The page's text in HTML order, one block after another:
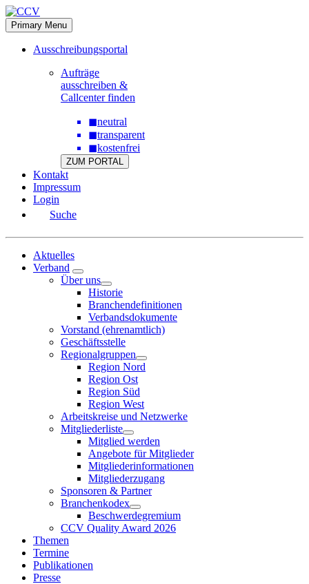
Skip
to
content
Primary Menu
Ausschreibungsportal
Aufträge
ausschreiben &
Callcenter finden
◼neutral
◼transparent
◼kostenfrei
ZUM PORTAL
Kontakt
Impressum
Login
Suche
Aktuelles
Verband
Über uns
Historie
Branchendefinitionen
Verbandsdokumente
Vorstand (ehrenamtlich)
Geschäftsstelle
Regionalgruppen
Region Nord
Region Ost
Region Süd
Region West
Arbeitskreise und Netzwerke
Mitgliederliste
Mitglied werden
Angebote für Mitglieder
Mitgliederinformationen
Mitgliederzugang
Sponsoren & Partner
Branchenkodex
Beschwerdegremium
CCV Quality Award 2026
Themen
Termine
Publikationen
Presse